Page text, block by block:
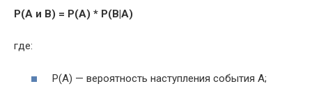
P(A и B) = P(A) * P(B|A)
где:
P(A) — вероятность наступления события A;